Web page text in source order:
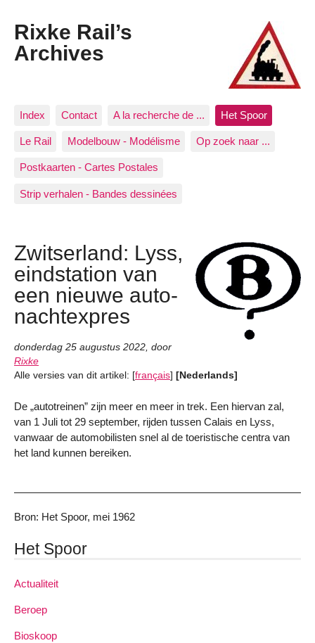
Rixke Rail’s
Archives
Index Contact A la recherche de ... Het Spoor
Le Rail Modelbouw - Modélisme Op zoek naar ...
Postkaarten - Cartes Postales
Strip verhalen - Bandes dessinées
Zwitserland: Lyss,
eindstation van
een nieuwe auto-
nachtexpres
donderdag 25 augustus 2022, door
Rixke
Alle versies van dit artikel: [français] [Nederlands]
De „autotreinen” zijn meer en meer in trek. Een hiervan zal,
van 1 Juli tot 29 september, rijden tussen Calais en Lyss,
vanwaar de automobilisten snel al de toeristische centra van
het land kunnen bereiken.
Bron: Het Spoor, mei 1962
Het Spoor
Actualiteit
Beroep
Bioskoop